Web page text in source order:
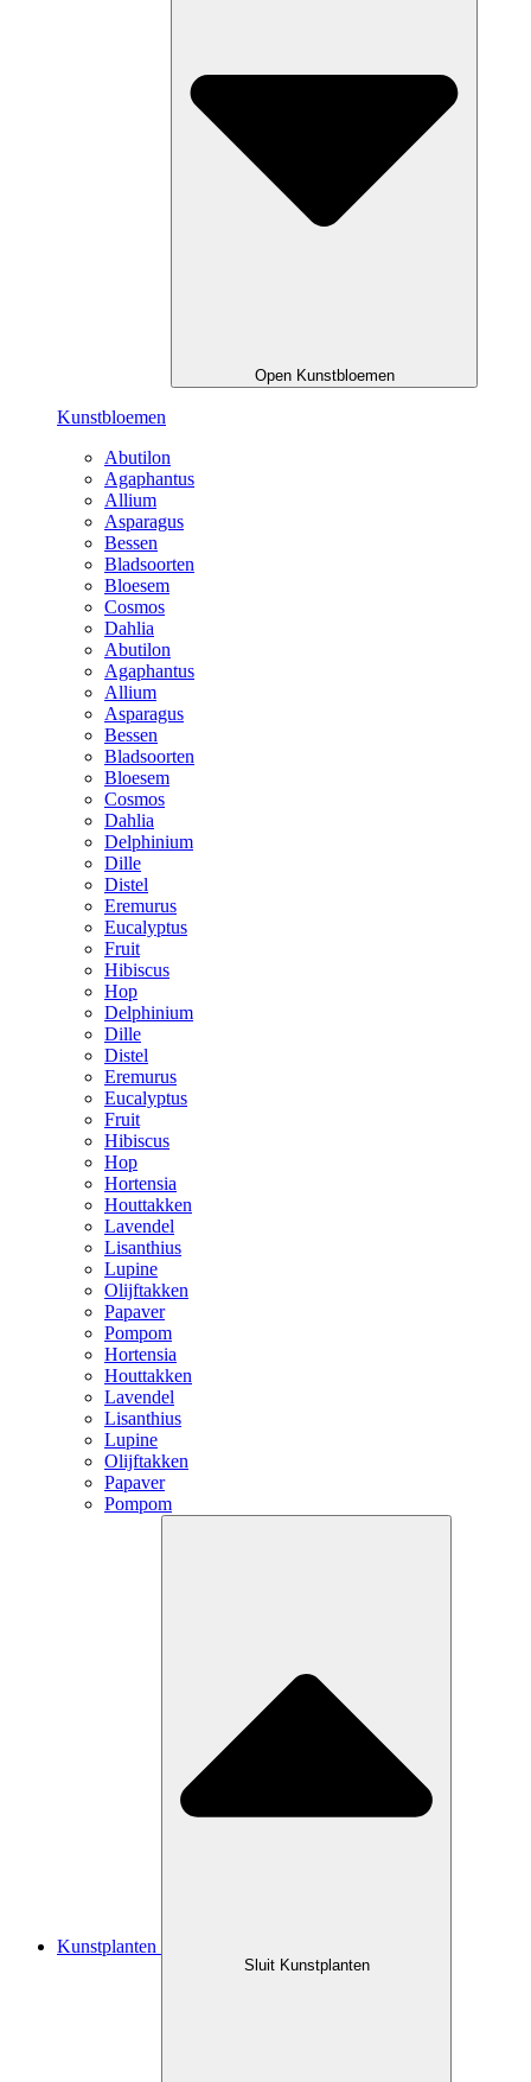
Open Kunstbloemen
Kunstbloemen
Abutilon
Agaphantus
Allium
Asparagus
Bessen
Bladsoorten
Bloesem
Cosmos
Dahlia
Abutilon
Agaphantus
Allium
Asparagus
Bessen
Bladsoorten
Bloesem
Cosmos
Dahlia
Delphinium
Dille
Distel
Eremurus
Eucalyptus
Fruit
Hibiscus
Hop
Delphinium
Dille
Distel
Eremurus
Eucalyptus
Fruit
Hibiscus
Hop
Hortensia
Houttakken
Lavendel
Lisanthius
Lupine
Olijftakken
Papaver
Pompom
Hortensia
Houttakken
Lavendel
Lisanthius
Lupine
Olijftakken
Papaver
Pompom
Kunstplanten
Sluit Kunstplanten